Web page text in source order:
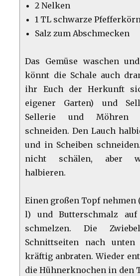
2 Nelken
1 TL schwarze
Salz zum Abschmecken
Das Gemüse waschen
könnt die Schale auch
ihr Euch der Herkunft
eigener Garten) und
Sellerie und Möhren
schneiden. Den Lauch
und in Scheiben
nicht schälen, aber
halbieren.
Einen großen Topf nehmen
l) und Butterschmalz
schmelzen. Die
Schnittseiten nach unten
kräftig anbraten. Wieder
die Hühnerknochen in den